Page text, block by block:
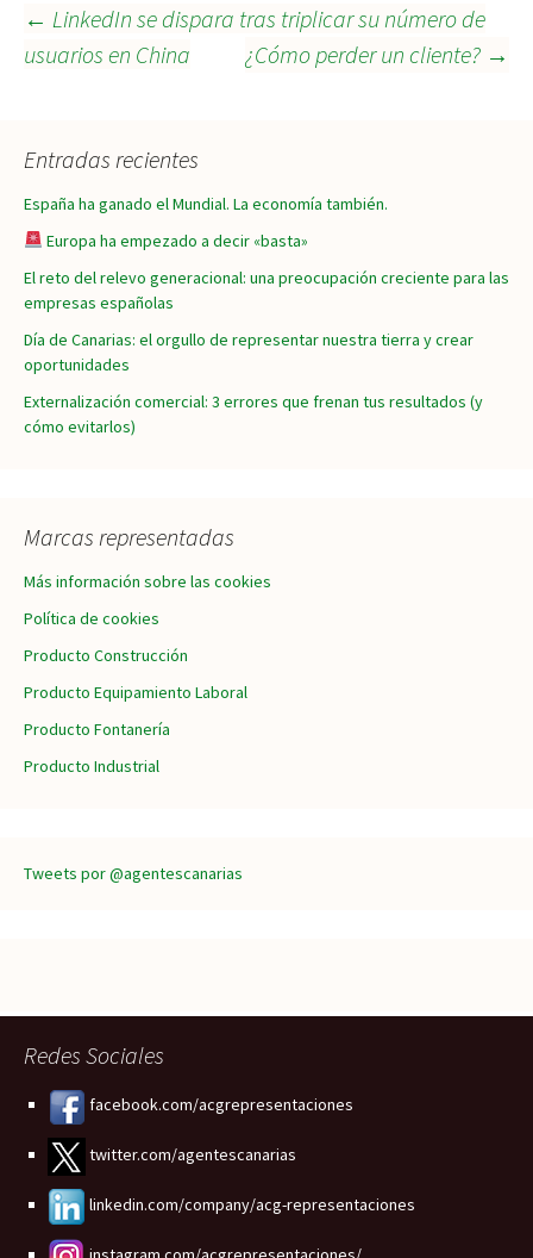
Navegación
entradas
← LinkedIn se dispara tras triplicar su número de
usuarios en China
¿Cómo perder un cliente? →
Entradas recientes
España ha ganado el Mundial. La economía también.
Europa ha empezado a decir «basta»
El reto del relevo generacional: una preocupación creciente para las
empresas españolas
Día de Canarias: el orgullo de representar nuestra tierra y crear
oportunidades
Externalización comercial: 3 errores que frenan tus resultados (y
cómo evitarlos)
Marcas representadas
Más información sobre las cookies
Política de cookies
Producto Construcción
Producto Equipamiento Laboral
Producto Fontanería
Producto Industrial
Tweets por @agentescanarias
Redes Sociales
facebook.com/acgrepresentaciones
twitter.com/agentescanarias
linkedin.com/company/acg-representaciones